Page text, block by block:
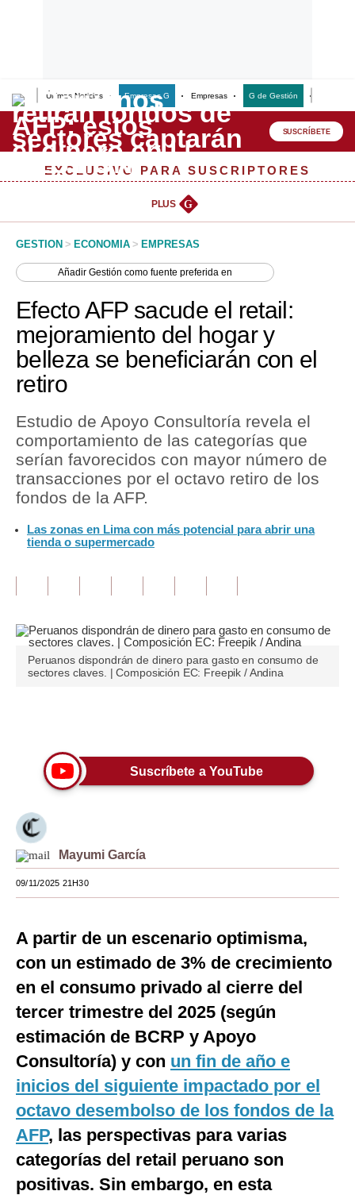
Últimas Noticias Empresas G Empresas G de Gestión
Lo último
Peru Quiosco
Management & Empleo
Perú
Política
Tu Dinero
Finanzas Personales
Inmobiliarias
Plus G
Editorial
Pregunta de hoy
Tendencias
Lujo
Estilos
EEUU
México
Tecnología
Club del Suscriptor
Mix
G de Gestión
Notas Contratadas
Podcast
Gestión TV
Videos
SUSCRÍBETE
EXCLUSIVO PARA SUSCRIPTORES
PLUS G
GESTION > ECONOMIA > EMPRESAS
AñadirGestión como fuente preferida en
Efecto AFP sacude el retail:
mejoramiento del hogar y
belleza se beneficiarán con el
retiro
Estudio de Apoyo Consultoría revela el
comportamiento de las categorías que
serían favorecidos con mayor número de
transacciones por el octavo retiro de los
fondos de la AFP.
Las zonas en Lima con más potencial para abrir una
tienda o supermercado
Peruanos dispondrán de dinero para gasto en consumo de
sectores claves. | Composición EC: Freepik / Andina
Suscríbete a YouTube
Mayumi García
09/11/2025 21H30
A partir de un escenario optimisma,
con un estimado de 3% de crecimiento
en el consumo privado al cierre del
tercer trimestre del 2025 (según
estimación de BCRP y Apoyo
Consultoría) y con un fin de año e
inicios del siguiente impactado por el
octavo desembolso de los fondos de la
AFP, las perspectivas para varias
categorías del retail peruano son
positivas. Sin embargo, en esta